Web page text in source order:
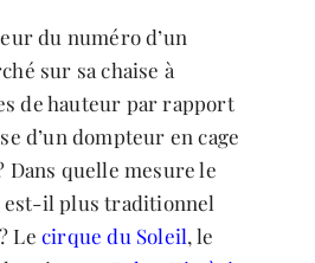
du numéro d’un
sur sa chaise à
de hauteur par rapport
d’un dompteur en cage
Dans quelle mesure le
est-il plus traditionnel
Le cirque du Soleil, le